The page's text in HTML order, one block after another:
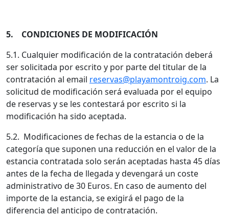
5. CONDICIONES DE MODIFICACIÓN
5.1. Cualquier modificación de la contratación deberá
ser solicitada por escrito y por parte del titular de la
contratación al email reservas@playamontroig.com. La
solicitud de modificación será evaluada por el equipo
de reservas y se les contestará por escrito si la
modificación ha sido aceptada.
5.2. Modificaciones de fechas de la estancia o de la
categoría que suponen una reducción en el valor de la
estancia contratada solo serán aceptadas hasta 45 días
antes de la fecha de llegada y devengará un coste
administrativo de 30 Euros. En caso de aumento del
importe de la estancia, se exigirá el pago de la
diferencia del anticipo de contratación.